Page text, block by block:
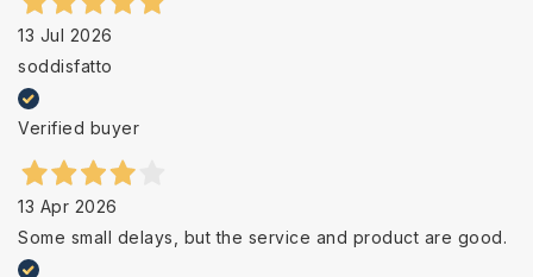
13 Jul 2026
soddisfatto
Verified buyer
13 Apr 2026
Some small delays, but the service and product are good.